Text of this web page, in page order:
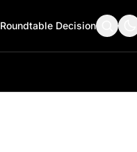
Roundtable Decision